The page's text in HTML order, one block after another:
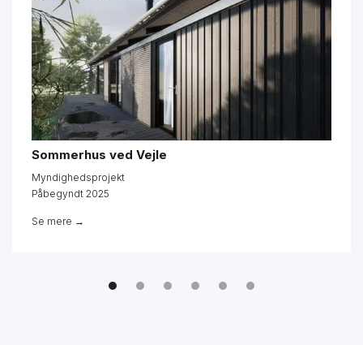
Sommerhus ved Vejle
Myndighedsprojekt
Påbegyndt 2025
Se mere →